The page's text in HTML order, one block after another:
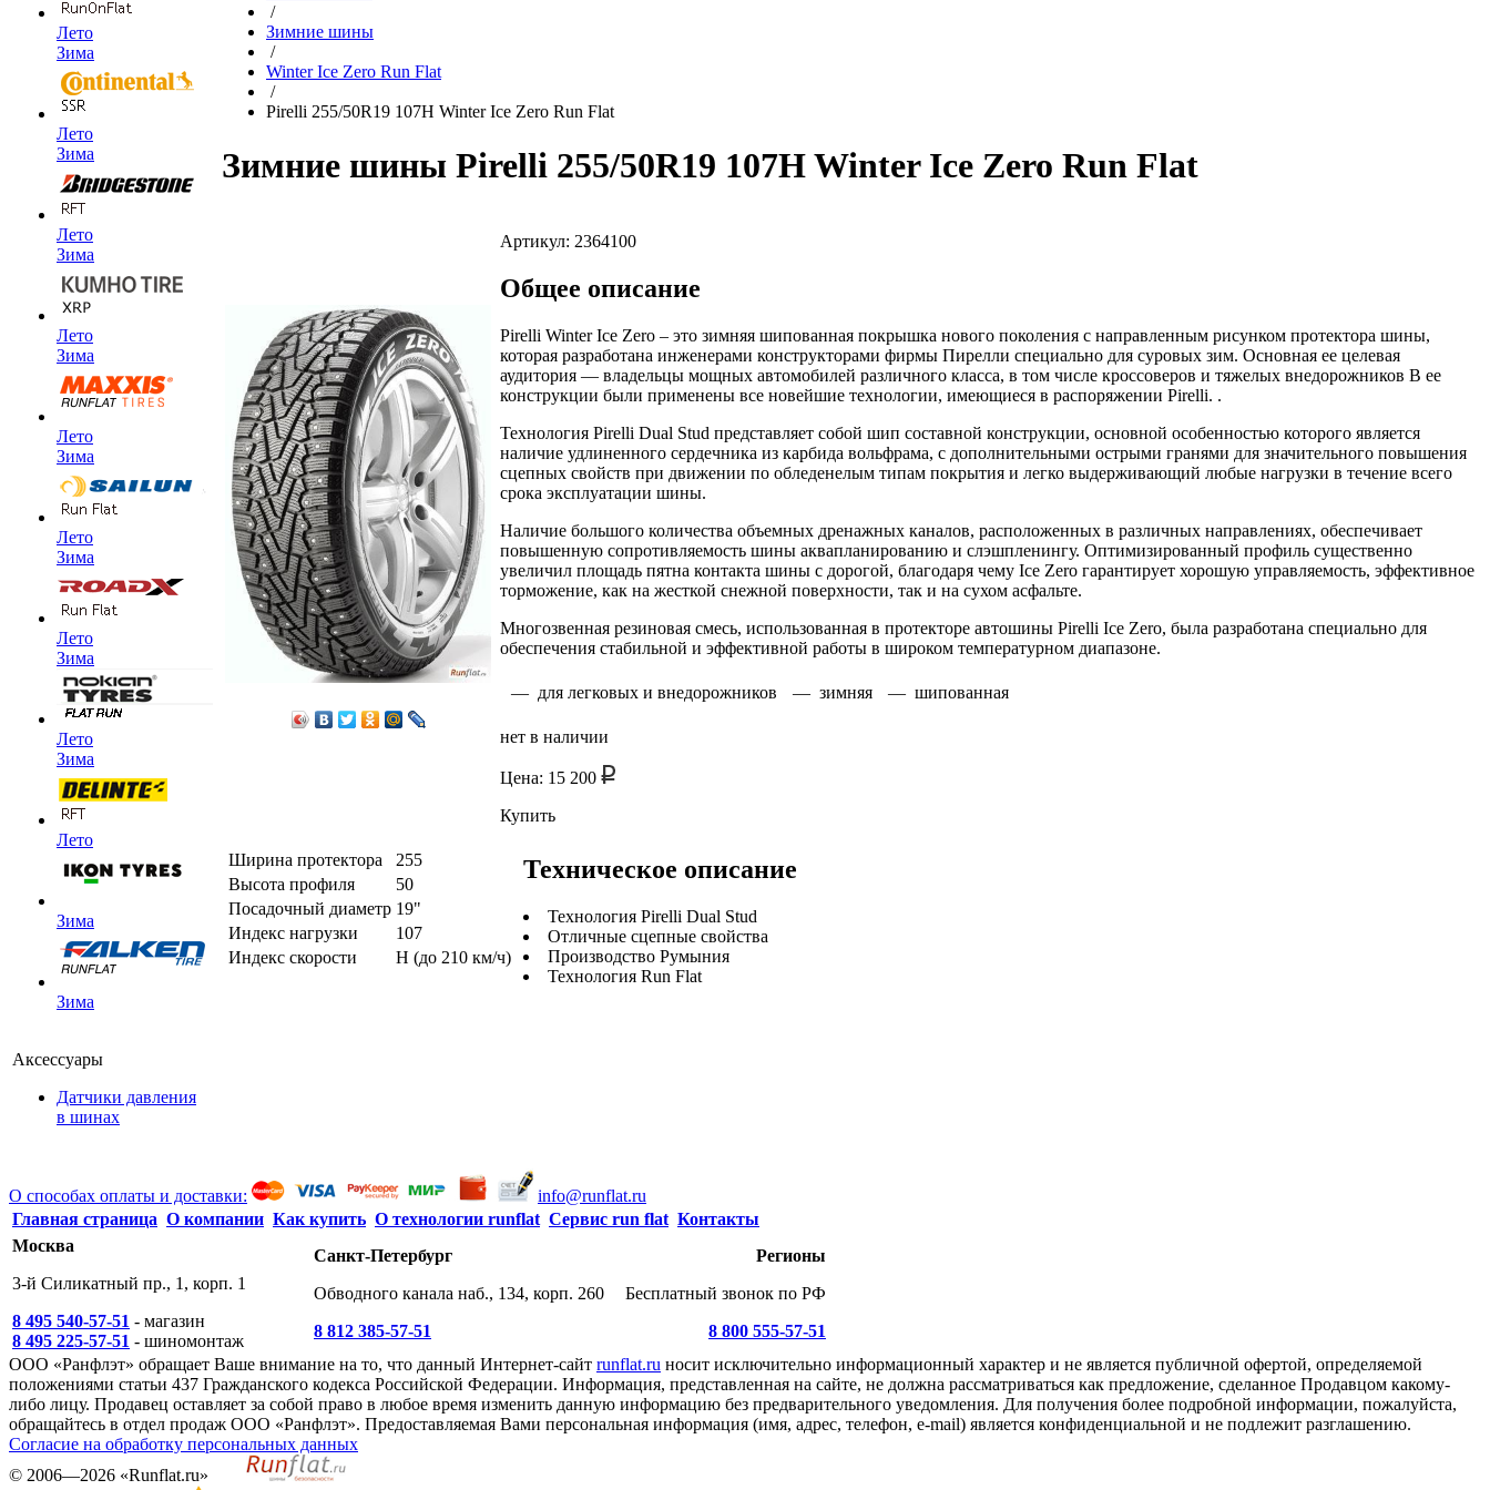
Лето
Зима
Лето
Зима
Лето
Зима
Лето
Зима
Лето
Зима
Лето
Зима
Лето
Зима
Лето
Зима
Лето
Зима
Зима
Аксессуары
Датчики давления
в шинах
/
Зимние шины
/
Winter Ice Zero Run Flat
/
Pirelli 255/50R19 107H Winter Ice Zero Run Flat
Зимние шины Pirelli 255/50R19 107H Winter Ice Zero Run Flat
Артикул: 2364100
Общее описание
Pirelli Winter Ice Zero – это зимняя шипованная покрышка нового поколения с направленным рисунком протектора шины,
которая разработана инженерами конструкторами фирмы Пирелли специально для суровых зим. Основная ее целевая
аудитория — владельцы мощных автомобилей различного класса, в том числе кроссоверов и тяжелых внедорожников В ее
конструкции были применены все новейшие технологии, имеющиеся в распоряжении Pirelli. .
Технология Pirelli Dual Stud представляет собой шип составной конструкции, основной особенностью которого является
наличие удлиненного сердечника из карбида вольфрама, с дополнительными острыми гранями для значительного повышения
сцепных свойств при движении по обледенелым типам покрытия и легко выдерживающий любые нагрузки в течение всего
срока эксплуатации шины.
Наличие большого количества объемных дренажных каналов, расположенных в различных направлениях, обеспечивает
повышенную сопротивляемость шины аквапланированию и слэшпленингу. Оптимизированный профиль существенно
увеличил площадь пятна контакта шины с дорогой, благодаря чему Ice Zero гарантирует хорошую управляемость, эффективное
торможение, как на жесткой снежной поверхности, так и на сухом асфальте.
Многозвенная резиновая смесь, использованная в протекторе автошины Pirelli Ice Zero, была разработана специально для
обеспечения стабильной и эффективной работы в широком температурном диапазоне.
— для легковых и внедорожников — зимняя — шипованная
нет в наличии
Цена: 15 200
Купить
Ширина протектора
255
Высота профиля
50
Посадочный диаметр 19"
Индекс нагрузки
107
Индекс скорости
H (до 210 км/ч)
Техническое описание
Технология Pirelli Dual Stud
Отличные сцепные свойства
Производство Румыния
Технология Run Flat
О способах оплаты и доставки:
info@runflat.ru
Главная страница О компании Как купить О технологии runflat Сервис run flat Контакты
Москва
3-й Силикатный пр., 1, корп. 1
8 495 540-57-51 - магазин
8 495 225-57-51 - шиномонтаж
Санкт-Петербург
Обводного канала наб., 134, корп. 260
8 812 385-57-51
Регионы
Бесплатный звонок по РФ
8 800 555-57-51
ООО «Ранфлэт» обращает Ваше внимание на то, что данный Интернет-сайт runflat.ru носит исключительно информационный характер и не является публичной офертой, определяемой
положениями статьи 437 Гражданского кодекса Российской Федерации. Информация, представленная на сайте, не должна рассматриваться как предложение, сделанное Продавцом какому-
либо лицу. Продавец оставляет за собой право в любое время изменить данную информацию без предварительного уведомления. Для получения более подробной информации, пожалуйста,
обращайтесь в отдел продаж ООО «Ранфлэт». Предоставляемая Вами персональная информация (имя, адрес, телефон, e-mail) является конфиденциальной и не подлежит разглашению.
Согласие на обработку персональных данных
© 2006—2026 «Runflat.ru»